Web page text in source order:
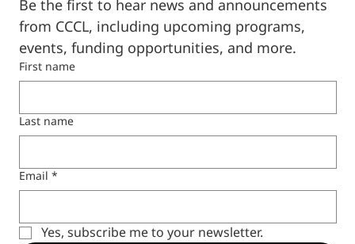
Be the first to hear news and announcements
from CCCL, including upcoming programs,
events, funding opportunities, and more.
First name
Last name
Email *
Yes, subscribe me to your newsletter.